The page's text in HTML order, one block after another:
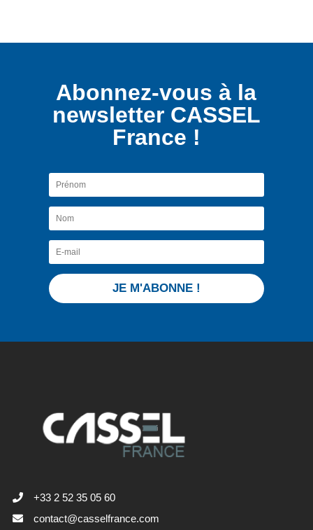
Abonnez-vous à la
newsletter CASSEL
France !
JE M'ABONNE !
+33 2 52 35 05 60
contact@casselfrance.com